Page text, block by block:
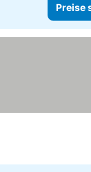
Preise